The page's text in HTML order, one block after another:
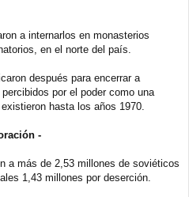
a internarlos en monasterios
en el norte del país.
después para encerrar a
por el poder como una
hasta los años 1970.
-
a más de 2,53 millones de soviéticos
1,43 millones por deserción.